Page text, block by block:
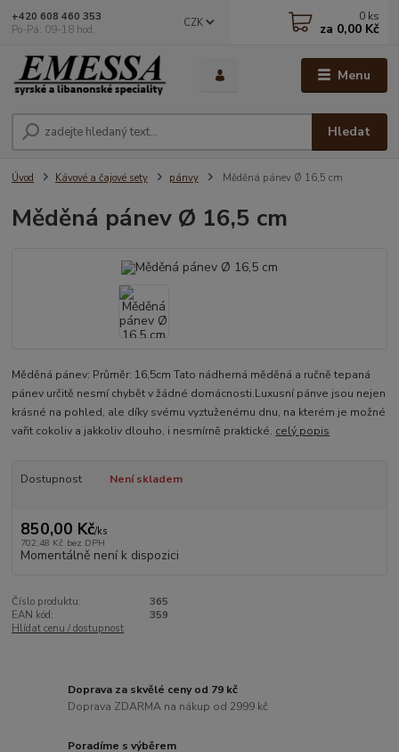
Menu
CZK
Hledat
+420 608 460 353
Po-Pá: 09-18 hod.
0 ks
za 0,00 Kč
Úvod Kávové a čajové sety pánvy Měděná pánev Ø 16,5 cm
Měděná pánev Ø 16,5 cm
Měděná pánev: Průměr: 16,5cm Tato nádherná měděná a ručně tepaná
pánev určitě nesmí chybět v žádné domácnosti.Luxusní pánve jsou nejen
krásné na pohled, ale díky svému vyztuženému dnu, na kterém je možné
vařit cokoliv a jakkoliv dlouho, i nesmírně praktické. celý popis
Dostupnost Není skladem
850,00 Kč/ks
702,48 Kč bez DPH
Momentálně není k dispozici
Číslo produktu:
365
EAN kód:
359
Hlídat cenu / dostupnost
Doprava za skvělé ceny od 79 kč
Doprava ZDARMA na nákup od 2999 kč
Poradíme s výběrem